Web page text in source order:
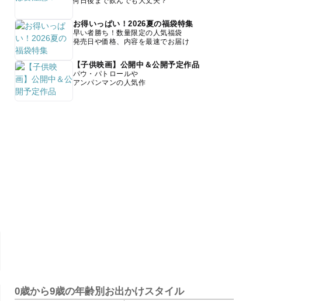
お得いっぱい！2026夏の福袋特集
早い者勝ち！数量限定の人気福袋
発売日や価格、内容を最速でお届け
【子供映画】公開中＆公開予定作品
パウ・パトロールや
アンパンマンの人気作
0歳から9歳の年齢別お出かけスタイル